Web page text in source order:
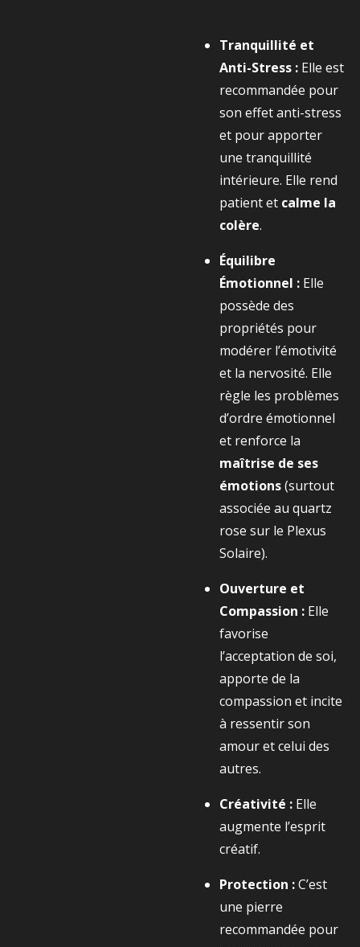
Tranquillité et
Anti-Stress : Elle est
recommandée pour
son effet anti-stress
et pour apporter
une tranquillité
intérieure. Elle rend
patient et calme la
colère.
Équilibre
Émotionnel : Elle
possède des
propriétés pour
modérer l’émotivité
et la nervosité. Elle
règle les problèmes
d’ordre émotionnel
et renforce la
maîtrise de ses
émotions(surtout
associée au quartz
rose sur le Plexus
Solaire).
Ouverture et
Compassion : Elle
favorise
l’acceptation de soi,
apporte de la
compassion et incite
à ressentir son
amour et celui des
autres.
Créativité : Elle
augmente l’esprit
créatif.
Protection :C’est
une pierre
recommandée pour